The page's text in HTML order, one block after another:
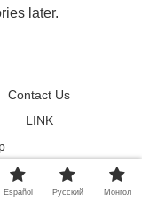
later.
Contact Us
LINK
Español Pусский Монгол